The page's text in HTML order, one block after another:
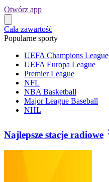
Otwórz app
Cała zawartość
Popularne sporty
UEFA Champions League
UEFA Europa League
Premier League
NFL
NBA Basketball
Major League Baseball
NHL
Najlepsze stacje radiowe